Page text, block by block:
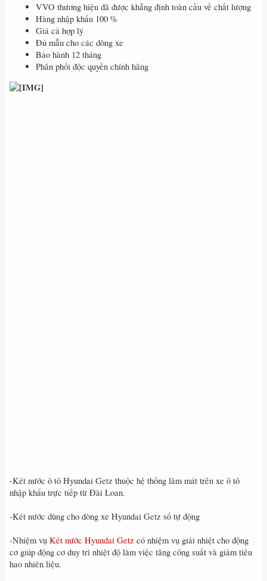
VVO thương hiệu đã được khẳng định toàn cầu về chất lượng
Hàng nhập khẩu 100 %
Giá cả hợp lý
Đủ mẫu cho các dòng xe
Bảo hành 12 tháng
Phân phối độc quyền chính hãng
-Két nước ô tô Hyundai Getz thuộc hệ thống làm mát trên xe ô tô
nhập khẩu trực tiếp từ Đài Loan.
-Két nước dùng cho dòng xe Hyundai Getz số tự động
-Nhiệm vụ Két nước Hyundai Getz có nhiệm vụ giải nhiệt cho động
cơ giúp động cơ duy trì nhiệt độ làm việc tăng công suất và giảm tiêu
hao nhiên liệu.